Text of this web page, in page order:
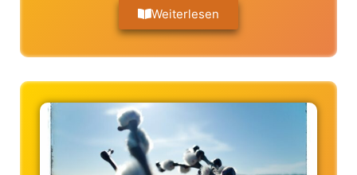
Weiterlesen